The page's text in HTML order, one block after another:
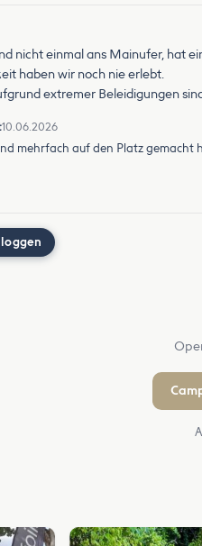
nicht einmal ans Mainufer, hat
haben wir noch nie erlebt.
extremer Beleidigungen
10.06.2026
mehrfach auf den Platz